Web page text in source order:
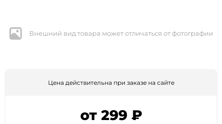
Внешний вид товара может отличаться от фотографии
Цена действительна при заказе на сайте
от 299 ₽